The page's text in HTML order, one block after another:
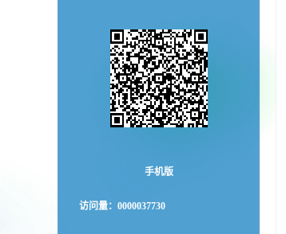
手机版
访问量： 0000037730